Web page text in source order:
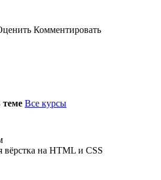
Комментировать
теме Все курсы
вёрстка на HTML и CSS